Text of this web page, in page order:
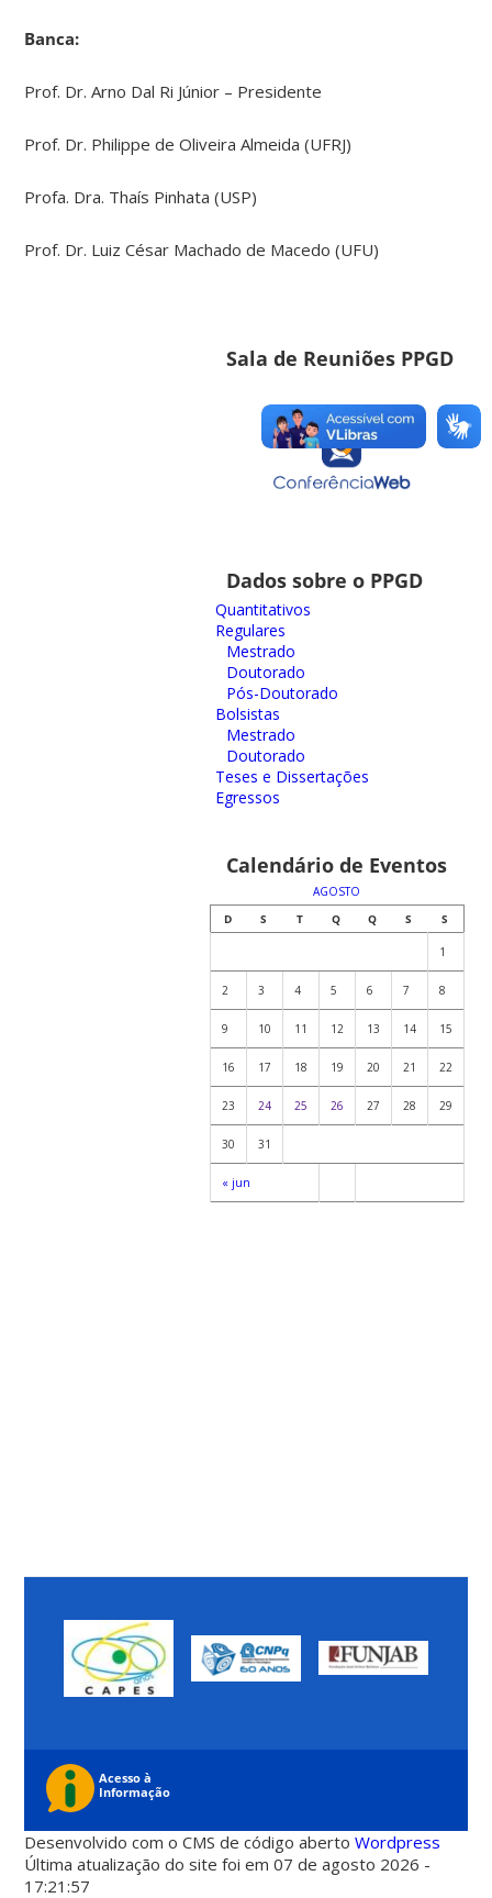
Banca:
Prof. Dr. Arno Dal Ri Júnior – Presidente
Prof. Dr. Philippe de Oliveira Almeida (UFRJ)
Profa. Dra. Thaís Pinhata (USP)
Prof. Dr. Luiz César Machado de Macedo (UFU)
Sala de Reuniões PPGD
Dados sobre o PPGD
Quantitativos
Regulares
Mestrado
Doutorado
Pós-Doutorado
Bolsistas
Mestrado
Doutorado
Teses e Dissertações
Egressos
Calendário de Eventos
AGOSTO
D
S T Q Q S S
« jun
1
2 3 4 5 6 7 8
9 10 11 12 13 14 15
16 17 18 19 20 21 22
23 24 25 26 27 28 29
30 31
Desenvolvido com o CMS de código abertoWordpress
Última atualização do site foi em 07 de agosto 2026 -
17:21:57